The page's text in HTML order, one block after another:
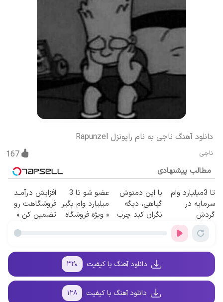
دانلود آهنگ ناجی به نام راپونزل Rapunzel
ناجی 167
مطالب پیشنهادی
تا 3میلیارد وام
سرمایه در
گردش
فروشندگان =>
فروشگاهت رو
با این دمنوش
گیاهی، دیگه
نگران کبد چرب
عضو شو تا 3
میلیارد وام بگیر
« ویژه فروشگاه
افزایش درآمـد
فروشگاهت رو
تضمین کن «
دانلود آهنگ با کیفیت ۳۲۰
دانلود آهنگ با کیفیت ۱۲۸